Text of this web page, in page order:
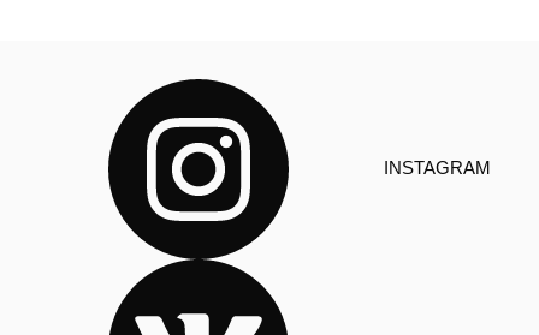
INSTAGRAM